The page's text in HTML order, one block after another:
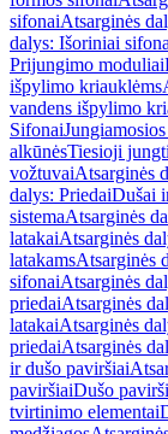
sifonaiAtsarginės
dalys: Išoriniai
Prijungimo moduliai
išpylimo kriauklėms
vandens išpylimo
Sifonai
alkūnėsTiesioji
vožtuvaiAtsarginės
dalys: PriedaiDušai
sistemaAtsarginės
latakaiAtsarginės
latakamsAtsarginės
sifonaiAtsarginės
priedaiAtsarginės
latakaiAtsarginės
priedaiAtsarginės
ir dušo paviršiai
paviršiaiDušo
tvirtinimo elementai